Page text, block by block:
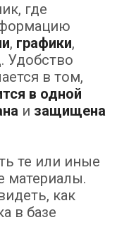
где
, графики,
Удобство
в том,
в одной
и защищена
те или иные
материалы.
как
в базе